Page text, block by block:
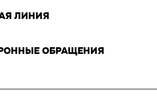
ЛИНИЯ
ОБРАЩЕНИЯ